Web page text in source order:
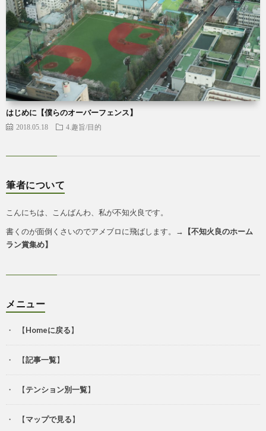
はじめに【僕らのオーバーフェンス】
2018.05.18 4.趣旨/目的
筆者について
こんにちは、こんばんわ、私が不知火良です。
書くのが面倒くさいのでアメブロに飛ばします。→
【不知火良のホーム
ラン賞集め】
メニュー
【Homeに戻る】
【記事一覧】
【テンション別一覧】
【マップで見る】